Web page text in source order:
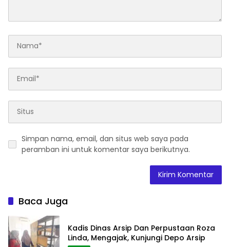
Simpan nama, email, dan situs web saya pada
peramban ini untuk komentar saya berikutnya.
Baca Juga
Kadis Dinas Arsip Dan Perpustaan Roza
Linda, Mengajak, Kunjungi Depo Arsip